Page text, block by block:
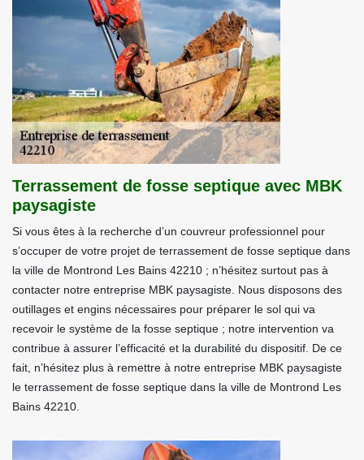
Terrassement de fosse septique avec MBK
paysagiste
Si vous êtes à la recherche d’un couvreur professionnel pour
s’occuper de votre projet de terrassement de fosse septique dans
la ville de Montrond Les Bains 42210 ; n’hésitez surtout pas à
contacter notre entreprise MBK paysagiste. Nous disposons des
outillages et engins nécessaires pour préparer le sol qui va
recevoir le système de la fosse septique ; notre intervention va
contribue à assurer l’efficacité et la durabilité du dispositif. De ce
fait, n’hésitez plus à remettre à notre entreprise MBK paysagiste
le terrassement de fosse septique dans la ville de Montrond Les
Bains 42210.